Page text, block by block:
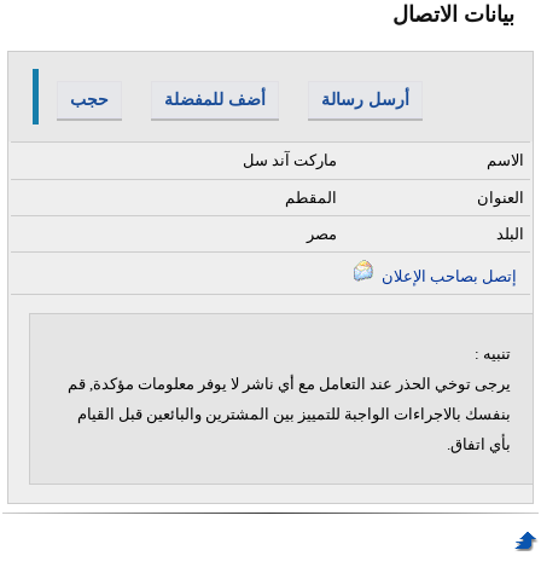
بيانات الاتصال
حجب أضف للمفضلة أرسل رسالة
ماركت آند سل الاسم
المقطم
العنوان
مصر
البلد
تنبيه :
يرجى توخي الحذر عند التعامل مع أي ناشر لا يوفر معلومات مؤكدة, قم
بنفسك بالاجراءات الواجبة للتمييز بين المشترين والبائعين قبل القيام
بأي اتفاق.